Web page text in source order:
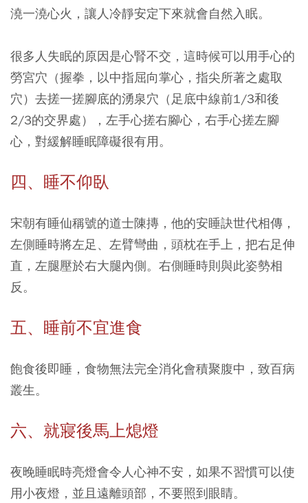
澆一澆心火，讓人冷靜安定下來就會自然入眠。
很多人失眠的原因是心腎不交，這時候可以用手心的
勞宮穴（握拳，以中指屈向掌心，指尖所著之處取
穴）去搓一搓腳底的湧泉穴（足底中線前1/3和後
2/3的交界處），左手心搓右腳心，右手心搓左腳
心，對緩解睡眠障礙很有用。
四、睡不仰臥
宋朝有睡仙稱號的道士陳摶，他的安睡訣世代相傳，
左側睡時將左足、左臂彎曲，頭枕在手上，把右足伸
直，左腿壓於右大腿內側。右側睡時則與此姿勢相
反。
五、睡前不宜進食
飽食後即睡，食物無法完全消化會積聚腹中，致百病
叢生。
六、就寢後馬上熄燈
夜晚睡眠時亮燈會令人心神不安，如果不習慣可以使
用小夜燈，並且遠離頭部，不要照到眼睛。